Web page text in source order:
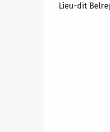
Lieu-dit